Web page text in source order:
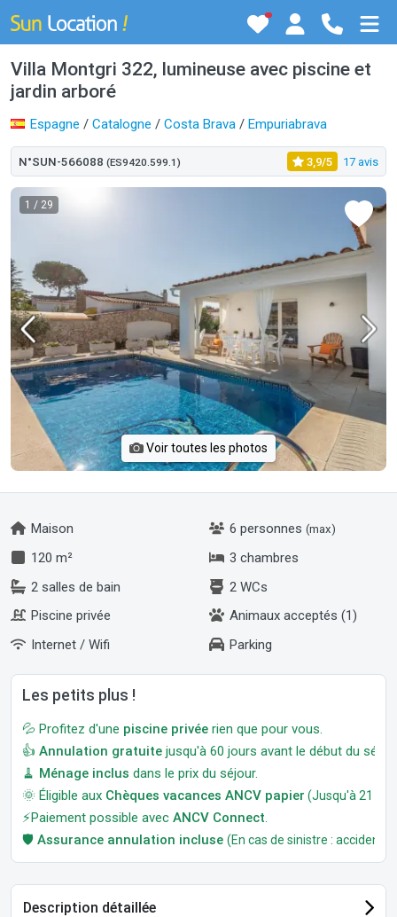
Villa Montgri 322, lumineuse avec piscine et
jardin arboré
Espagne / Catalogne / Costa Brava / Empuriabrava
N°SUN-566088 (ES9420.599.1) 3,9/5 17 avis
1 / 29
Voir toutes les photos
Maison 6 personnes (max)
120 m²
3 chambres
2 salles de bain
2 WCs
Piscine privée
Animaux acceptés (1)
Internet / Wifi
Parking
Les petits plus !
💦 Profitez d'une piscine privée rien que pour vous.
👍 Annulation gratuite jusqu'à 60 jours avant le début du
🧹 Ménage inclus dans le prix du séjour.
🌞 Éligible aux Chèques vacances ANCV papier (Jusqu'à 21
⚡Paiement possible avec ANCV Connect.
🛡️ Assurance annulation incluse (En cas de sinistre : accident,
Description détaillée